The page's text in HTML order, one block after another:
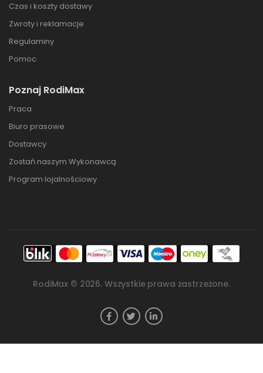
Czas i koszty dostawy
Zwroty i reklamacje
Regulaminy
Pomoc
Poznaj RodiMax
Praca
Biuro prasowe
Dostawcy
Zostań naszym Wykonawcą
Program lojalnościowy
RodiMax © 2026. Wszystkie prawa zastrzeżone.